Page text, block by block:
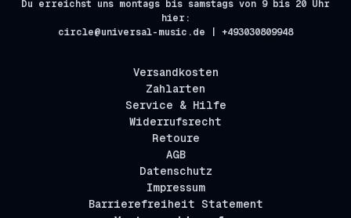
Du erreichst uns montags bis samstags von 9 bis 20 Uhr
hier:
circle@universal-music.de | +493030809948
Versandkosten
Zahlarten
Service & Hilfe
Widerrufsrecht
Retoure
AGB
Datenschutz
Impressum
Barrierefreiheit Statement